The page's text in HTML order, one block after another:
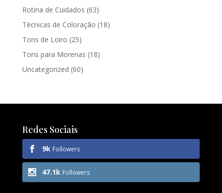
Rotina de Cuidados (63)
Técnicas de Coloração (18)
Tons de Loiro (25)
Tons para Morenas (18)
Uncategorized (60)
Redes Sociais
9k Followers
47.1k Followers